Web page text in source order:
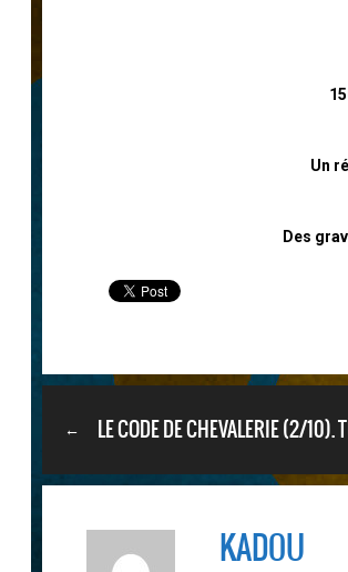
Un
Des
← LE CODE DE CHEVALERIE (2/10).
KADOU